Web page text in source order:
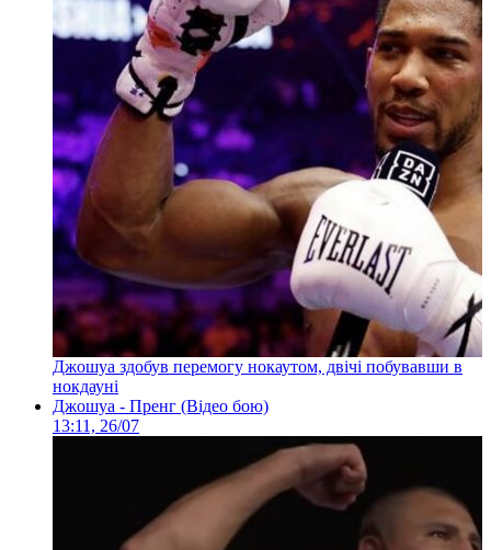
Джошуа здобув перемогу нокаутом, двічі побувавши в
нокдауні
Джошуа - Пренг (Відео бою)
13:11, 26/07